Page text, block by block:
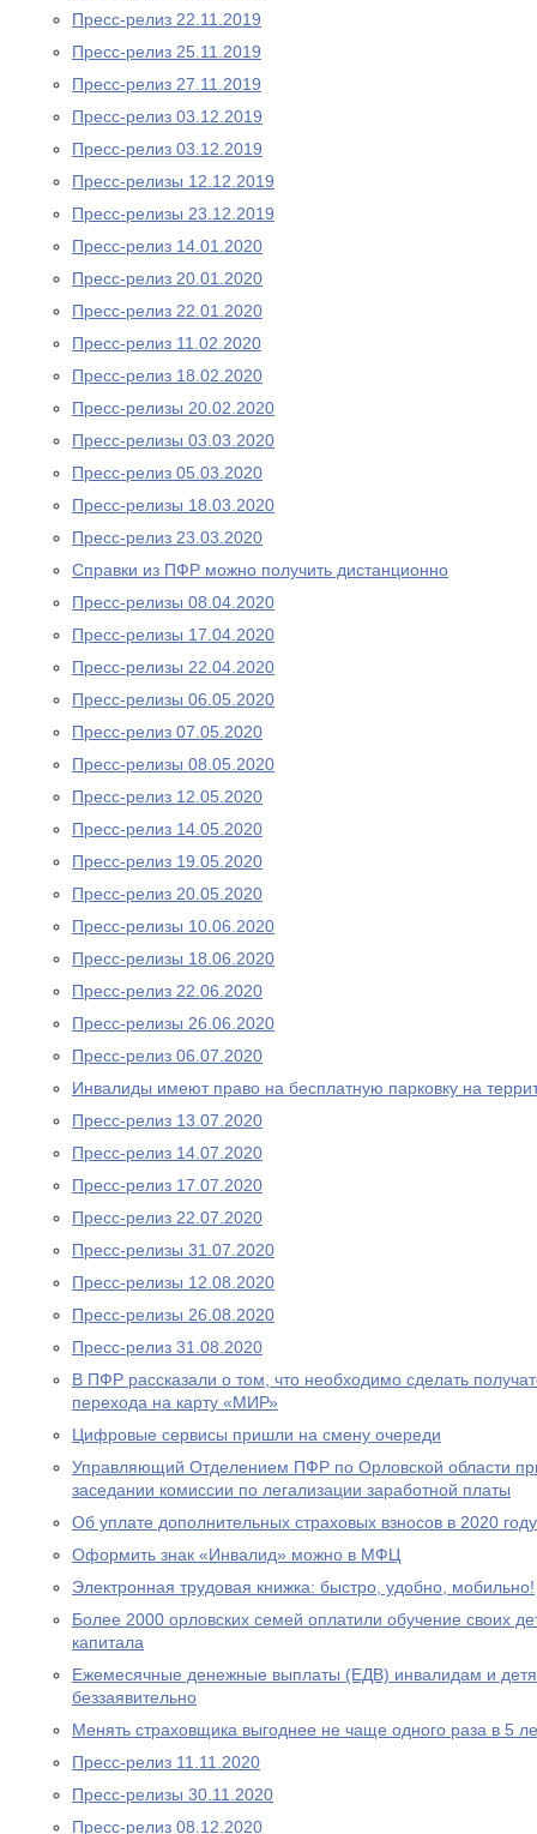
Пресс-релиз 22.11.2019
Пресс-релиз 25.11.2019
Пресс-релиз 27.11.2019
Пресс-релиз 03.12.2019
Пресс-релиз 03.12.2019
Пресс-релизы 12.12.2019
Пресс-релизы 23.12.2019
Пресс-релиз 14.01.2020
Пресс-релиз 20.01.2020
Пресс-релиз 22.01.2020
Пресс-релиз 11.02.2020
Пресс-релиз 18.02.2020
Пресс-релизы 20.02.2020
Пресс-релизы 03.03.2020
Пресс-релиз 05.03.2020
Пресс-релизы 18.03.2020
Пресс-релиз 23.03.2020
Справки из ПФР можно получить дистанционно
Пресс-релизы 08.04.2020
Пресс-релизы 17.04.2020
Пресс-релизы 22.04.2020
Пресс-релизы 06.05.2020
Пресс-релиз 07.05.2020
Пресс-релизы 08.05.2020
Пресс-релиз 12.05.2020
Пресс-релиз 14.05.2020
Пресс-релиз 19.05.2020
Пресс-релиз 20.05.2020
Пресс-релизы 10.06.2020
Пресс-релизы 18.06.2020
Пресс-релиз 22.06.2020
Пресс-релизы 26.06.2020
Пресс-релиз 06.07.2020
Инвалиды имеют право на бесплатную парковку на
Пресс-релиз 13.07.2020
Пресс-релиз 14.07.2020
Пресс-релиз 17.07.2020
Пресс-релиз 22.07.2020
Пресс-релизы 31.07.2020
Пресс-релизы 12.08.2020
Пресс-релизы 26.08.2020
Пресс-релиз 31.08.2020
В ПФР рассказали о том, что необходимо сделать
перехода на карту «МИР»
Цифровые сервисы пришли на смену очереди
Управляющий Отделением ПФР по Орловской области
заседании комиссии по легализации заработной платы
Об уплате дополнительных страховых взносов в 2020 году
Оформить знак «Инвалид» можно в МФЦ
Электронная трудовая книжка: быстро, удобно, мобильно!
Более 2000 орловских семей оплатили обучение своих
капитала
Ежемесячные денежные выплаты (ЕДВ) инвалидам и
беззаявительно
Менять страховщика выгоднее не чаще одного раза в 5
Пресс-релиз 11.11.2020
Пресс-релизы 30.11.2020
Пресс-релиз 08.12.2020